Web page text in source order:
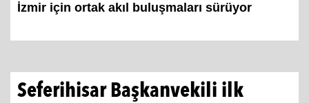
İzmir için ortak akıl buluşmaları sürüyor
Seferihisar Başkanvekili ilk